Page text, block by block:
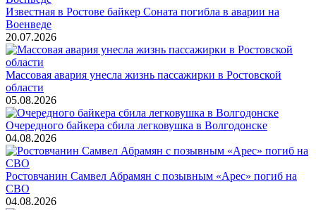
Известная в Ростове байкер Соната погибла в аварии на
Военведе
20.07.2026
Массовая авария унесла жизнь пассажирки в Ростовской
области
05.08.2026
Очередного байкера сбила легковушка в Волгодонске
04.08.2026
Ростовчанин Самвел Абрамян с позывным «Арес» погиб на
СВО
04.08.2026